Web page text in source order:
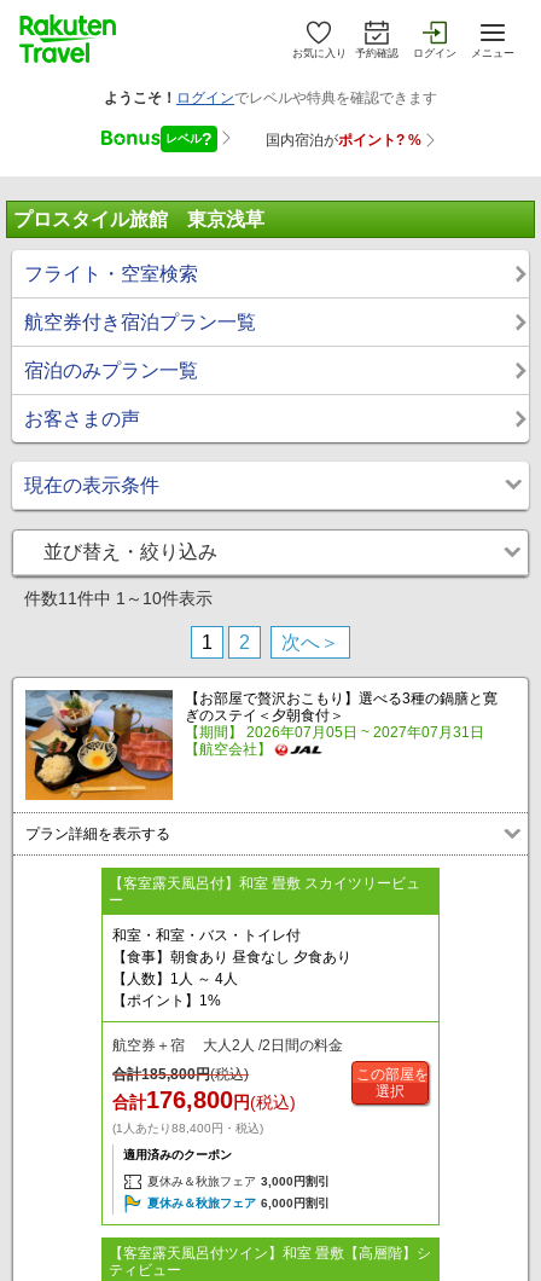
お気に入り 予約確認 ログイン メニュー
プロスタイル旅館 東京浅草
フライト・空室検索
航空券付き宿泊プラン一覧
宿泊のみプラン一覧
お客さまの声
現在の表示条件
並び替え・絞り込み
件数11件中 1～10件表示
1 2 次へ＞
【お部屋で贅沢おこもり】選べる3種の鍋膳と寛
ぎのステイ＜夕朝食付＞
【期間】 2026年07月05日 ~ 2027年07月31日
【航空会社】
プラン詳細を表示する
【客室露天風呂付】和室 畳敷 スカイツリービュ
ー
和室・和室・バス・トイレ付
【食事】朝食あり 昼食なし 夕食あり
【人数】1人 ～ 4人
【ポイント】1%
航空券＋宿 大人2人 /2日間の料金
合計185,800円(税込)
合計176,800円(税込)
(1人あたり88,400円・税込)
適用済みのクーポン
夏休み＆秋旅フェア 3,000円割引
夏休み＆秋旅フェア 6,000円割引
この部屋を
選択
【客室露天風呂付ツイン】和室 畳敷【高層階】シ
ティビュー